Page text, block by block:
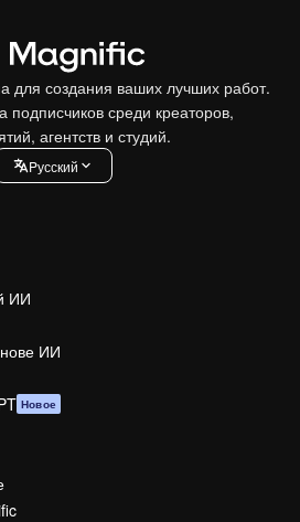
для создания ваших лучших работ.
среди креаторов,
агентств и студий.
Pусский
ИИ
ИИ
Новое